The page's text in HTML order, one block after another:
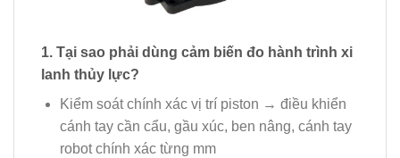
1. Tại sao phải dùng cảm biến đo hành trình xi
lanh thủy lực?
Kiểm soát chính xác vị trí piston → điều khiển
cánh tay cần cẩu, gầu xúc, ben nâng, cánh tay
robot chính xác từng mm